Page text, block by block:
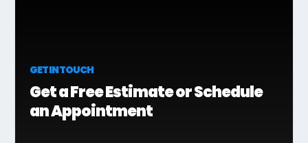
GET IN TOUCH
Get a Free Estimate or Schedule
an Appointment